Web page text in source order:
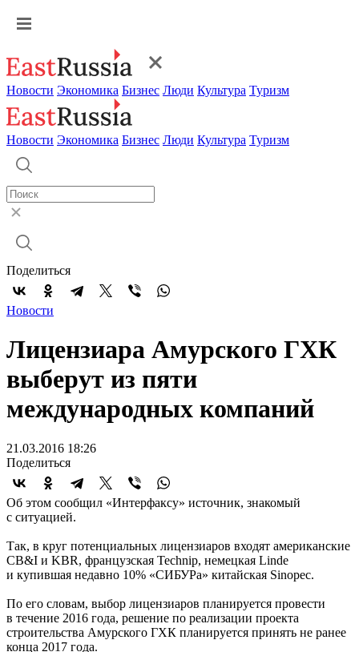
Новости Экономика Бизнес Люди Культура Туризм
Новости Экономика Бизнес Люди Культура Туризм
Поделиться
Новости
Лицензиара Амурского ГХК
выберут из пяти
международных компаний
21.03.2016 18:26
Поделиться
Об этом сообщил «Интерфаксу» источник, знакомый
с ситуацией.
Так, в круг потенциальных лицензиаров входят американские
CB&I и KBR, французская Technip, немецкая Linde
и купившая недавно 10% «СИБУРа» китайская Sinopec.
По его словам, выбор лицензиаров планируется провести
в течение 2016 года, решение по реализации проекта
строительства Амурского ГХК планируется принять не ранее
конца 2017 года.